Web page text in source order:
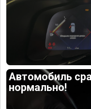
Автомобиль
нормально!